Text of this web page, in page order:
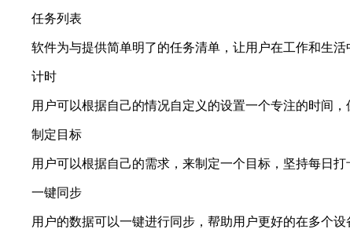
任务列表
软件为与提供简单明了的任务清单，让用户在工作和生活
计时
用户可以根据自己的情况自定义的设置一个专注的时间，
制定目标
用户可以根据自己的需求，来制定一个目标，坚持每日打
一键同步
用户的数据可以一键进行同步，帮助用户更好的在多个设